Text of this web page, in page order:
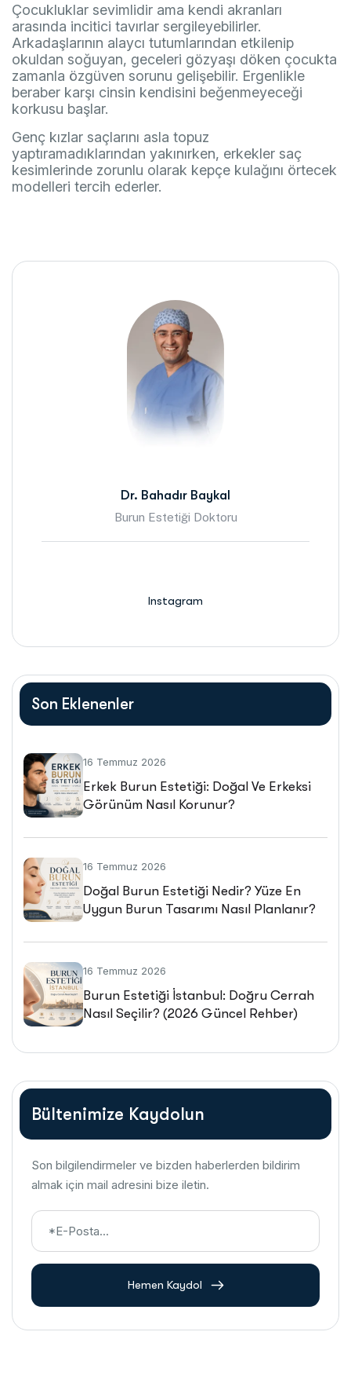
Çocukluklar sevimlidir ama kendi akranları
arasında incitici tavırlar sergileyebilirler.
Arkadaşlarının alaycı tutumlarından etkilenip
okuldan soğuyan, geceleri gözyaşı döken çocukta
zamanla özgüven sorunu gelişebilir. Ergenlikle
beraber karşı cinsin kendisini beğenmeyeceği
korkusu başlar.
Genç kızlar saçlarını asla topuz
yaptıramadıklarından yakınırken, erkekler saç
kesimlerinde zorunlu olarak kepçe kulağını örtecek
modelleri tercih ederler.
Dr. Bahadır Baykal
Burun Estetiği Doktoru
Instagram
Son Eklenenler
16 Temmuz 2026
Erkek Burun Estetiği: Doğal Ve Erkeksi
Görünüm Nasıl Korunur?
16 Temmuz 2026
Doğal Burun Estetiği Nedir? Yüze En
Uygun Burun Tasarımı Nasıl Planlanır?
16 Temmuz 2026
Burun Estetiği İstanbul: Doğru Cerrah
Nasıl Seçilir? (2026 Güncel Rehber)
Bültenimize Kaydolun
Son bilgilendirmeler ve bizden haberlerden bildirim
almak için mail adresini bize iletin.
Hemen Kaydol